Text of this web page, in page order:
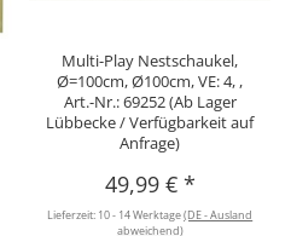
Multi-Play Nestschaukel,
Ø=100cm, Ø100cm, VE: 4, ,
Art.-Nr.: 69252 (Ab Lager
Lübbecke / Verfügbarkeit auf
Anfrage)
49,99 € *
Lieferzeit: 10 - 14 Werktage(DE - Ausland
abweichend)